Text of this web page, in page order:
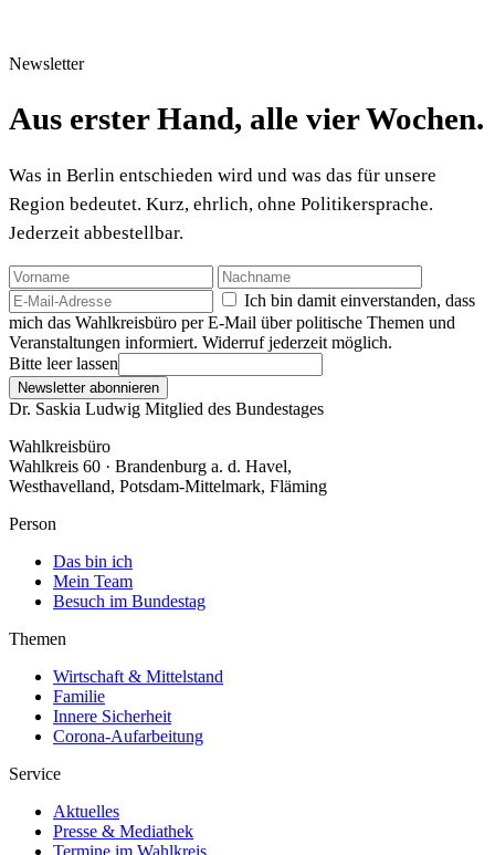
Newsletter
Aus erster Hand, alle vier Wochen.
Was in Berlin entschieden wird und was das für unsere
Region bedeutet. Kurz, ehrlich, ohne Politikersprache.
Jederzeit abbestellbar.
Ich bin damit einverstanden, dass
mich das Wahlkreisbüro per E-Mail über politische Themen und
Veranstaltungen informiert. Widerruf jederzeit möglich.
Bitte leer lassen
Newsletter abonnieren
Dr. Saskia Ludwig Mitglied des Bundestages
Wahlkreisbüro
Wahlkreis 60 · Brandenburg a. d. Havel,
Westhavelland, Potsdam-Mittelmark, Fläming
Person
Das bin ich
Mein Team
Besuch im Bundestag
Themen
Wirtschaft & Mittelstand
Familie
Innere Sicherheit
Corona-Aufarbeitung
Service
Aktuelles
Presse & Mediathek